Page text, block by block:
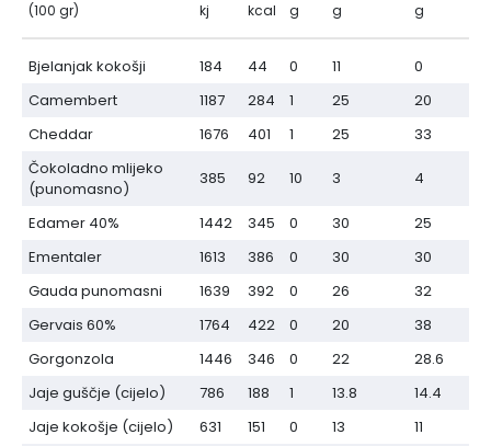
(100 gr) kj kcal g g g
Bjelanjak kokošji 184 44 0 11
0
Camembert
1187 284 1 25
20
Cheddar
1676 401 1 25
33
Čokoladno mlijeko
(punomasno)
385 92 10 3 4
Edamer 40% 1442 345 0 30
25
Ementaler
1613 386 0 30
30
Gauda punomasni
1639 392 0 26
32
Gervais 60%
1764 422 0 20
38
Gorgonzola
1446 346 0 22
28.6
Jaje guščje (cijelo)
786 188 1 13.8
14.4
Jaje kokošje (cijelo)
631 151 0 13
11